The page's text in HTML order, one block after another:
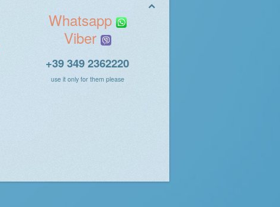
Whatsapp
Viber
+39 349 2362220
use it only for them please